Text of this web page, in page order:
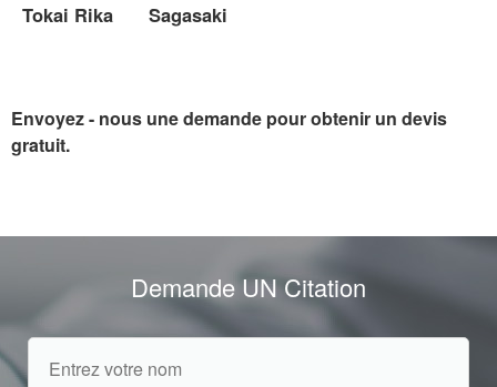
Tokai Rika Sagasaki
Envoyez - nous une demande pour obtenir un devis
gratuit.
Demande UN Citation